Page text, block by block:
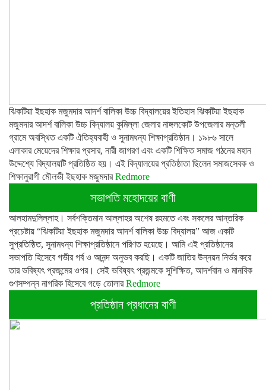
ঝিকটিয়া ইছহাক মজুমদার আদর্শ বালিকা উচ্চ বিদ্যালয়ের ইতিহাস ঝিকটিয়া ইছহাক
মজুমদার আদর্শ বালিকা উচ্চ বিদ্যালয় কুমিল্লা জেলার নাঙ্গলকোট উপজেলার মন্তলী
গ্রামে অবস্থিত একটি ঐতিহ্যবাহী ও সুনামধন্য শিক্ষাপ্রতিষ্ঠান। ১৯৮৬ সালে
এলাকার মেয়েদের শিক্ষার প্রসার, নারী জাগরণ এবং একটি শিক্ষিত সমাজ গঠনের মহান
উদ্দেশ্যে বিদ্যালয়টি প্রতিষ্ঠিত হয়। এই বিদ্যালয়ের প্রতিষ্ঠাতা ছিলেন সমাজসেবক ও
শিক্ষানুরাগী মৌলভী ইছহাক মজুমদারRedmore
সভাপতি মহোদয়ের বাণী
আলহামদুলিল্লাহ। সর্বশক্তিমান আল্লাহর অশেষ রহমতে এবং সকলের আন্তরিক
প্রচেষ্টায় “ঝিকটিয়া ইছহাক মজুমদার আদর্শ বালিকা উচ্চ বিদ্যালয়” আজ একটি
সুপ্রতিষ্ঠিত, সুনামধন্য শিক্ষাপ্রতিষ্ঠানে পরিণত হয়েছে। আমি এই প্রতিষ্ঠানের
সভাপতি হিসেবে গভীর গর্ব ও আনন্দ অনুভব করছি। একটি জাতির উন্নয়ন নির্ভর করে
তার ভবিষ্যৎ প্রজন্মের ওপর। সেই ভবিষ্যৎ প্রজন্মকে সুশিক্ষিত, আদর্শবান ও মানবিক
গুণসম্পন্ন নাগরিক হিসেবে গড়ে তোলারRedmore
প্রতিষ্ঠান প্রধানের বাণী